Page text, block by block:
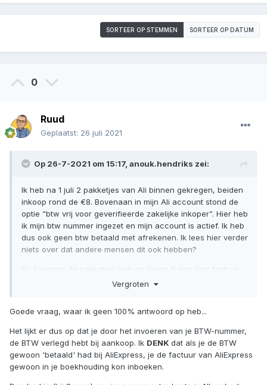
SORTEER OP STEMMEN SORTEER OP DATUM
0
Ruud
Geplaatst: 26 juli 2021
Op 26-7-2021 om 15:17, anouk.hendriks zei:
Ik heb na 1 juli 2 pakketjes van Ali binnen gekregen, beiden
inkoop rond de €8. Bovenaan in mijn Ali account stond de
optie “btw vrij voor geverifieerde zakelijke inkoper”. Hier heb
ik mijn btw nummer ingezet en mijn account is actief. Ik heb
dus ook geen btw betaald met afrekenen. Ik lees hier verder
niets over dat andere mensen dit ook hebben?
Nu kwamen de pakketjes aan en kreeg ik een btw factuur
(dit is oke, dat boek ik in), maar ook inklaringskosten.
de douane moet?
Ali express is aangesloten bij IOSS, dus is inklaren niet
nodig, toch?
Vergroten
Goede vraag, waar ik geen 100% antwoord op heb...
Het lijkt er dus op dat je door het invoeren van je BTW-nummer,
de BTW verlegd hebt bij aankoop. Ik DENK dat als je de BTW
gewoon 'betaald' had bij AliExpress, je de factuur van AliExpress
gewoon in je boekhouding kon inboeken.